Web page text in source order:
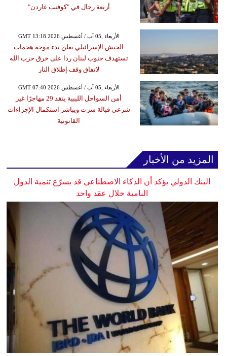
أربعة رجال في "كوفنت غاردن"
GMT 13:18 2026 الأربعاء ,05 آب / أغسطس
الجيش الإسرائيلي يعلن بدء موجة هجمات
تستهدف جنوب لبنان ردا على خرق حزب الله
لاتفاق وقف إطلاق النار
GMT 07:40 2026 الأربعاء ,05 آب / أغسطس
أمن السواحل الليبية ينقذ 29 مهاجرًا غير
شرعي قبالة سرت ويباشر استكمال الإجراءات
القانونية
المزيد من الأخبار
البنك الدولي يؤكد أن الذكاء الاصطناعي قد يسرّع تنمية الدول
النامية خلال عقد واحد